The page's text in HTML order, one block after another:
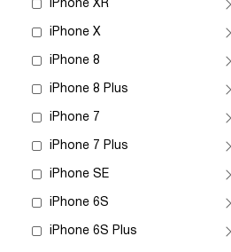
iPhone XR
iPhone X
iPhone 8
iPhone 8 Plus
iPhone 7
iPhone 7 Plus
iPhone SE
iPhone 6S
iPhone 6S Plus